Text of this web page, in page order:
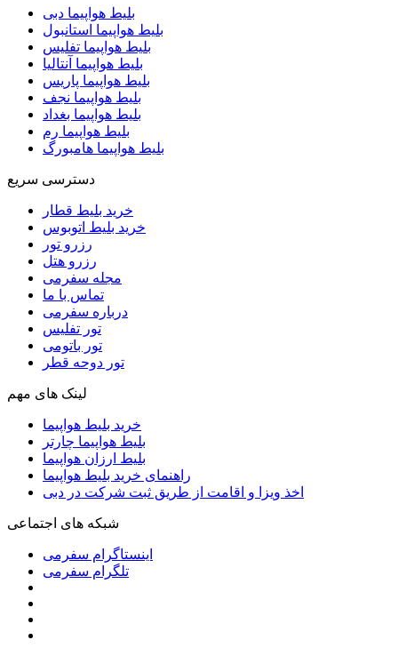
بلیط هواپیما دبی
بلیط هواپیما استانبول
بلیط هواپیما تفلیس
بلیط هواپیما آنتالیا
بلیط هواپیما پاریس
بلیط هواپیما نجف
بلیط هواپیما بغداد
بلیط هواپیما رم
بلیط هواپیما هامبورگ
دسترسی سریع
خرید بلیط قطار
خرید بلیط اتوبوس
رزرو تور
رزرو هتل
مجله سفرمی
تماس با ما
درباره سفرمی
تور تفلیس
تور باتومی
تور دوحه قطر
لینک های مهم
خرید بلیط هواپیما
بلیط هواپیما چارتر
بلیط ارزان هواپیما
راهنمای خرید بلیط هواپیما
اخذ ویزا و اقامت از طریق ثبت شرکت در دبی
شبکه های اجتماعی
اینستاگرام سفرمی
تلگرام سفرمی